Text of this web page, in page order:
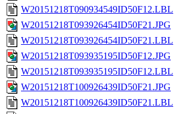
W20151218T090934549ID50F12.LBL
W20151218T093926454ID50F21.JPG
W20151218T093926454ID50F21.LBL
W20151218T093935195ID50F12.JPG
W20151218T093935195ID50F12.LBL
W20151218T100926439ID50F21.JPG
W20151218T100926439ID50F21.LBL